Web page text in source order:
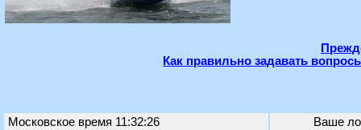
Как правильно задавать
Московское время 11:32:26 Ваше